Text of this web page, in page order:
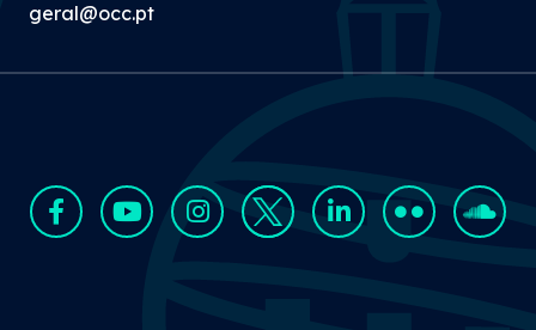
geral@occ.pt